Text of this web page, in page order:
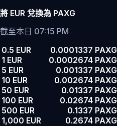
將 EUR 兌換為 PAXG
截至本日 07:15 PM
0.5 EUR
0.0001337 PAXG
1 EUR
0.0002674 PAXG
5 EUR
0.001337 PAXG
10 EUR
0.002674 PAXG
50 EUR
0.01337 PAXG
100 EUR
0.02674 PAXG
500 EUR
0.1337 PAXG
1,000 EUR
0.2674 PAXG